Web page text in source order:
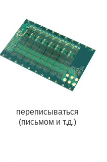
переписываться
(письмом и т.д.)